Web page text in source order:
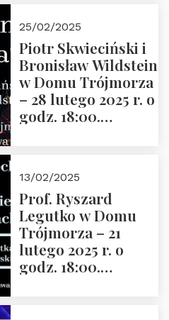
2025 r. godz. 17:30,
DAW ul. Miodowa
17/19
25/02/2025
Piotr Skwieciński i
Bronisław Wildstein
w Domu Trójmorza
– 28 lutego 2025 r. o
godz. 18:00.
13/02/2025
Prof. Ryszard
Legutko w Domu
Trójmorza – 21
lutego 2025 r. o
godz. 18:00.